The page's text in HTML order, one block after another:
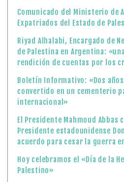
Comunicado del Ministerio de
Expatriados del Estado de
Riyad Alhalabi, Encargado de
de Palestina en Argentina:
rendición de cuentas por los
Boletín Informativo: «Dos años
convertido en un cementerio
internacional»
El Presidente Mahmoud Abbas
Presidente estadounidense
acuerdo para cesar la guerra
Hoy celebramos el «Día de la
Palestino»